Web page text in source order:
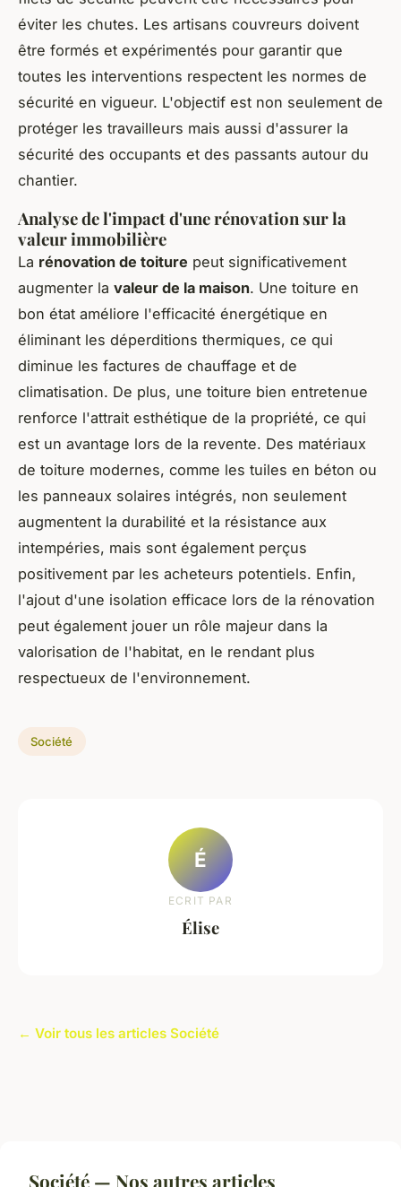
éviter les chutes. Les artisans couvreurs doivent
être formés et expérimentés pour garantir que
toutes les interventions respectent les normes de
sécurité en vigueur. L'objectif est non seulement de
protéger les travailleurs mais aussi d'assurer la
sécurité des occupants et des passants autour du
chantier.
Analyse de l'impact d'une rénovation sur la
valeur immobilière
La rénovation de toiture peut significativement
augmenter la valeur de la maison. Une toiture en
bon état améliore l'efficacité énergétique en
éliminant les déperditions thermiques, ce qui
diminue les factures de chauffage et de
climatisation. De plus, une toiture bien entretenue
renforce l'attrait esthétique de la propriété, ce qui
est un avantage lors de la revente. Des matériaux
de toiture modernes, comme les tuiles en béton ou
les panneaux solaires intégrés, non seulement
augmentent la durabilité et la résistance aux
intempéries, mais sont également perçus
positivement par les acheteurs potentiels. Enfin,
l'ajout d'une isolation efficace lors de la rénovation
peut également jouer un rôle majeur dans la
valorisation de l'habitat, en le rendant plus
respectueux de l'environnement.
Société
É
ECRIT PAR
Élise
← Voir tous les articles Société
Société — Nos autres articles